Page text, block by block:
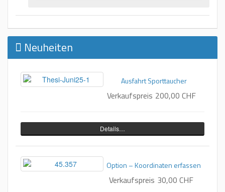
Neuheiten
Ausfahrt Sporttaucher
Verkaufspreis 200,00 CHF
Details…
Option – Koordinaten erfassen
Verkaufspreis 30,00 CHF